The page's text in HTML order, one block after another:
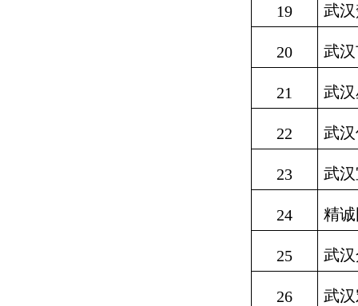
19 武
20 武
21 武
22 武
23 武
24 精
25 武
26 武